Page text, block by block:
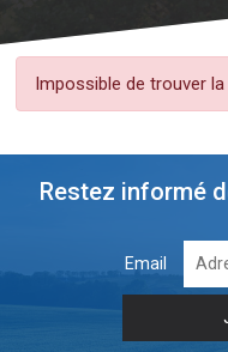
Impossible de trouver la
Restez informé
Email